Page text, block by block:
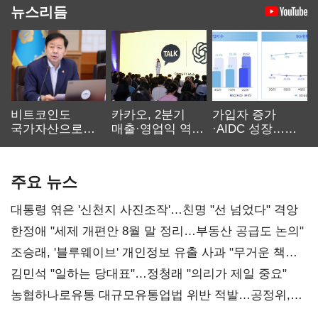
뉴스리듬
비트코인도
국가자산으로…'
카카오, 2분기
매출·영업익 역대
가입자 증가
·AIDC 성장…
주요 뉴스
대통령 엮은 '신천지 사진조작'…친명 "선 넘었다" 격앙
한정애 "세제 개편안 8월 말 정리…부동산 공급도 논의"
조승래, '블루웨이브' 개인정보 유출 사과 "무거운 책임
통감"
김민석 "일하는 당대표"…정청래 "의리가 제일 중요"
농협하나로유통 대규모유통업법 위반 적발…공정위,